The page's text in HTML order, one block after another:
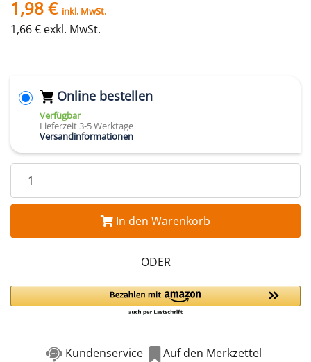
1,98 € inkl. MwSt.
1,66 € exkl. MwSt.
Online bestellen
Verfügbar
Lieferzeit 3-5 Werktage
Versandinformationen
In den Warenkorb
ODER
Kundenservice Auf den Merkzettel